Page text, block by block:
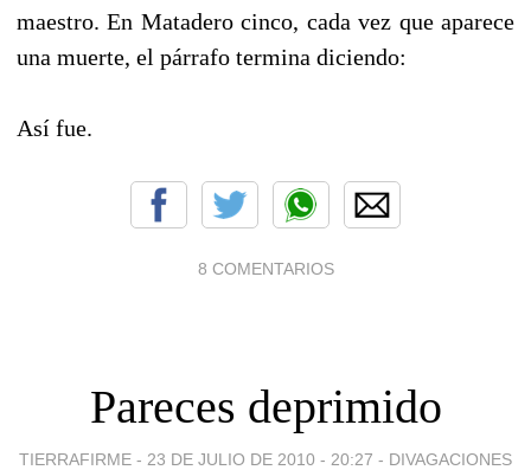
maestro. En Matadero cinco, cada vez que aparece
una muerte, el párrafo termina diciendo:
Así fue.
8 COMENTARIOS
Pareces deprimido
TIERRAFIRME - 23 DE JULIO DE 2010 - 20:27 - DIVAGACIONES